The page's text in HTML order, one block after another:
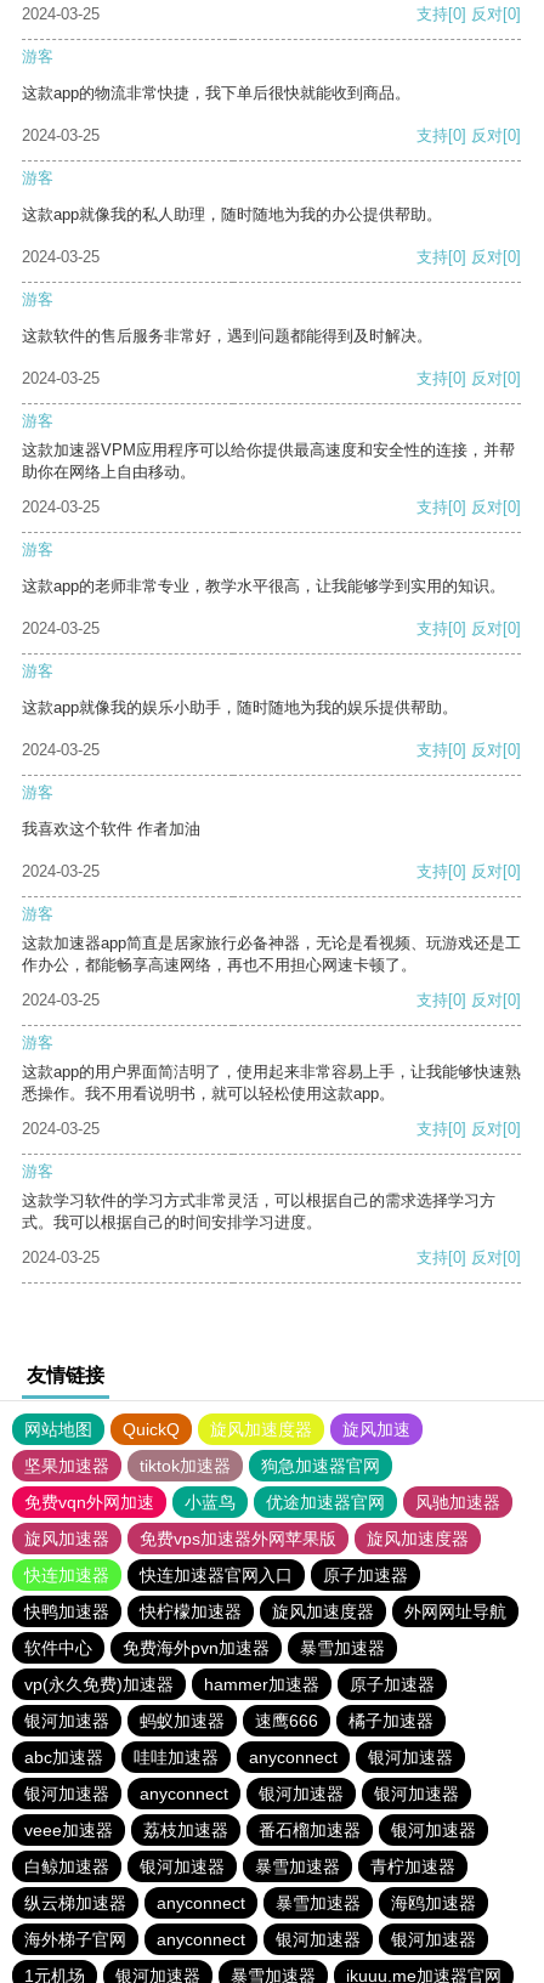
2024-03-25 支持[0] 反对[0]
游客
这款app的物流非常快捷，我下单后很快就能收到商品。
2024-03-25 支持[0] 反对[0]
游客
这款app就像我的私人助理，随时随地为我的办公提供帮助。
2024-03-25 支持[0] 反对[0]
游客
这款软件的售后服务非常好，遇到问题都能得到及时解决。
2024-03-25 支持[0] 反对[0]
游客
这款加速器VPM应用程序可以给你提供最高速度和安全性的连接，并帮
助你在网络上自由移动。
2024-03-25
支持[0] 反对[0]
游客
这款app的老师非常专业，教学水平很高，让我能够学到实用的知识。
2024-03-25 支持[0] 反对[0]
游客
这款app就像我的娱乐小助手，随时随地为我的娱乐提供帮助。
2024-03-25 支持[0] 反对[0]
游客
我喜欢这个软件 作者加油
2024-03-25 支持[0] 反对[0]
游客
这款加速器app简直是居家旅行必备神器，无论是看视频、玩游戏还是工
作办公，都能畅享高速网络，再也不用担心网速卡顿了。
2024-03-25
支持[0] 反对[0]
游客
这款app的用户界面简洁明了，使用起来非常容易上手，让我能够快速熟
悉操作。我不用看说明书，就可以轻松使用这款app。
2024-03-25
支持[0] 反对[0]
游客
这款学习软件的学习方式非常灵活，可以根据自己的需求选择学习方
式。我可以根据自己的时间安排学习进度。
2024-03-25
支持[0] 反对[0]
友情链接
网站地图 QuickQ 旋风加速度器
旋风加速
坚果加速器
tiktok加速器
狗急加速器官网
免费vqn外网加速
小蓝鸟 优途加速器官网
风驰加速器
旋风加速器
免费vps加速器外网苹果版
旋风加速度器
快连加速器
快连加速器官网入口
原子加速器
快鸭加速器
快柠檬加速器 旋风加速度器
外网网址导航
软件中心
免费海外pvn加速器
暴雪加速器
vp(永久免费)加速器
hammer加速器
原子加速器
银河加速器
蚂蚁加速器 速鹰666
橘子加速器
abc加速器
哇哇加速器 anyconnect
银河加速器
银河加速器
anyconnect 银河加速器
银河加速器
veee加速器
荔枝加速器 番石榴加速器
银河加速器
白鲸加速器
银河加速器 暴雪加速器
青柠加速器
纵云梯加速器
anyconnect 暴雪加速器
海鸥加速器
海外梯子官网
anyconnect 银河加速器
银河加速器
1元机场
银河加速器 暴雪加速器 ikuuu.me加速器官网